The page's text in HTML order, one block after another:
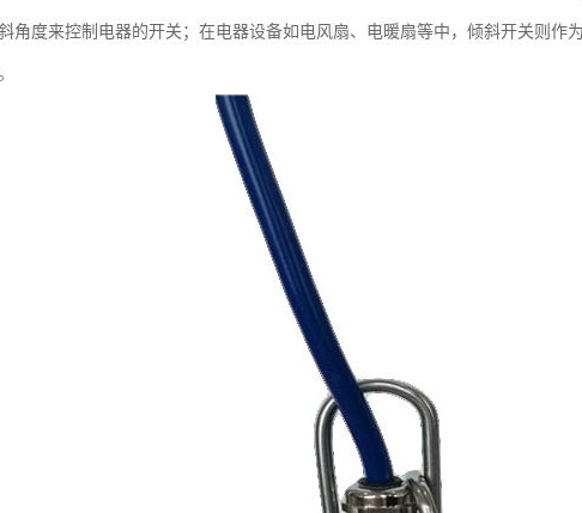
角度来控制电器的开关；在电器设备如电风扇、电暖扇等中，倾斜开关则作